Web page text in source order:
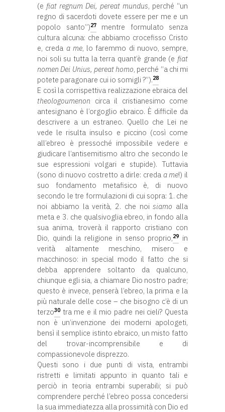
(e fiat regnum Dei, pereat mundus, perché “un
regno di sacerdoti dovete essere per me e un
popolo santo”)27mentre formulato senza
cultura alcuna: che abbiamo crocefisso Cristo
e, creda a me, lo faremmo di nuovo, sempre,
noi soli su tutta la terra quant’è grande (e fiat
nomen Dei Unius, pereat homo, perché “a chi mi
potete paragonare cui io somigli ?”).28
E così la corrispettiva realizzazione ebraica del
theologoumenon circa il cristianesimo come
antesignano è l’orgoglio ebraico. È difficile da
descrivere a un estraneo. Quello che Lei ne
vede le risulta insulso e piccino (così come
all’ebreo è pressoché impossibile vedere e
giudicare l’antisemitismo altro che secondo le
sue espressioni volgari e stupide). Tuttavia
(sono di nuovo costretto a dirle: creda a me!) il
suo fondamento metafisico è, di nuovo
secondo le tre formulazioni di cui sopra: 1. che
noi abbiamo la verità, 2. che noisiamo alla
meta e 3. che qualsivoglia ebreo, in fondo alla
sua anima, troverà il rapporto cristiano con
Dio, quindi la religione in senso proprio,29 in
verità altamente meschino, misero e
macchinoso: in special modo il fatto che si
debba apprendere soltanto da qualcuno,
chiunque egli sia, a chiamare Dio nostro padre;
questo è invece, penserà l’ebreo, la prima e la
più naturale delle cose – che bisogno c’è di un
terzo30 tra me e il mio padre nei cieli? Questa
non è un’invenzione dei moderni apologeti,
bensì il semplice istinto ebraico, un misto fatto
del trovar-incomprensibile e di
compassionevole disprezzo.
Questi sono i due punti di vista, entrambi
ristretti e limitati appunto in quanto tali e
perciò in teoria entrambi superabili; si può
comprendere perché l’ebreo possa concedersi
la sua immediatezza alla prossimità con Dio ed